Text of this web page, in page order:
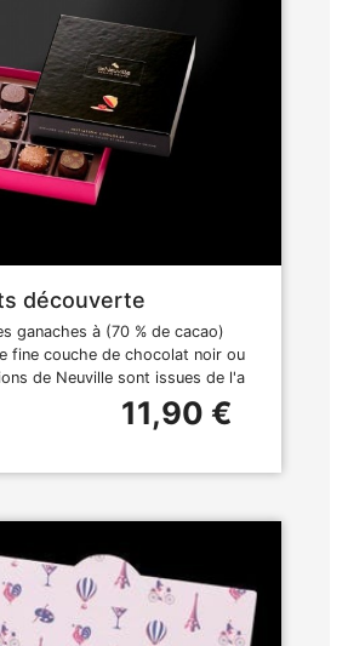
découverte
ganaches à (70 % de cacao)
fine couche de chocolat noir ou
de Neuville sont issues de l'a
11,90 €